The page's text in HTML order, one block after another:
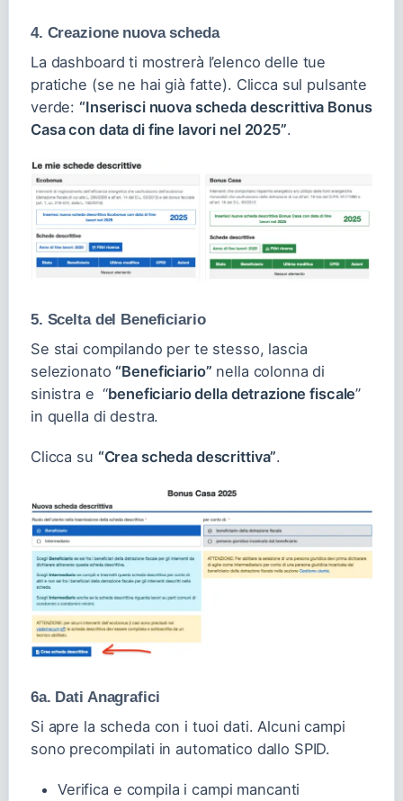
4. Creazione nuova scheda
La dashboard ti mostrerà l’elenco delle tue
pratiche (se ne hai già fatte). Clicca sul pulsante
verde:“Inserisci nuova scheda descrittiva Bonus
Casa con data di fine lavori nel 2025”.
5. Scelta del Beneficiario
Se stai compilando per te stesso, lascia
selezionato“Beneficiario” nella colonna di
sinistra e “beneficiario della detrazione fiscale”
in quella di destra.
Clicca su “Crea scheda descrittiva”.
6a. Dati Anagrafici
Si apre la scheda con i tuoi dati. Alcuni campi
sono precompilati in automatico dallo SPID.
Verifica e compila i campi mancanti